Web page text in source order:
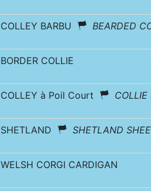
COLLEY BARBU BEARDED
BORDER COLLIE
COLLEY à Poil Court
SHETLAND SHETLAND
WELSH CORGI CARDIGAN